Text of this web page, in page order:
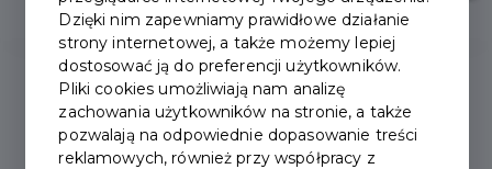
Dzięki nim zapewniamy prawidłowe działanie
strony internetowej, a także możemy lepiej
dostosować ją do preferencji użytkowników.
Pliki cookies umożliwiają nam analizę
zachowania użytkowników na stronie, a także
pozwalają na odpowiednie dopasowanie treści
reklamowych, również przy współpracy z